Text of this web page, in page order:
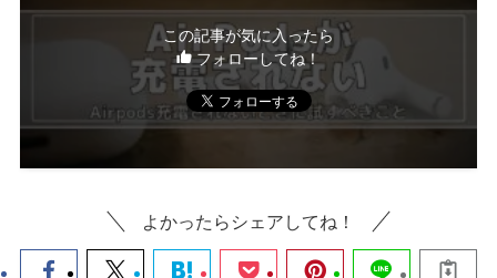
この記事が気に入ったら
フォローしてね！
よかったらシェアしてね！